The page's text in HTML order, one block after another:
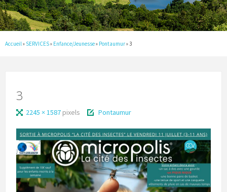
Accueil » SERVICES» Enfance/Jeunesse» Pontaumur»3
3
2245 × 1587 pixels Pontaumur